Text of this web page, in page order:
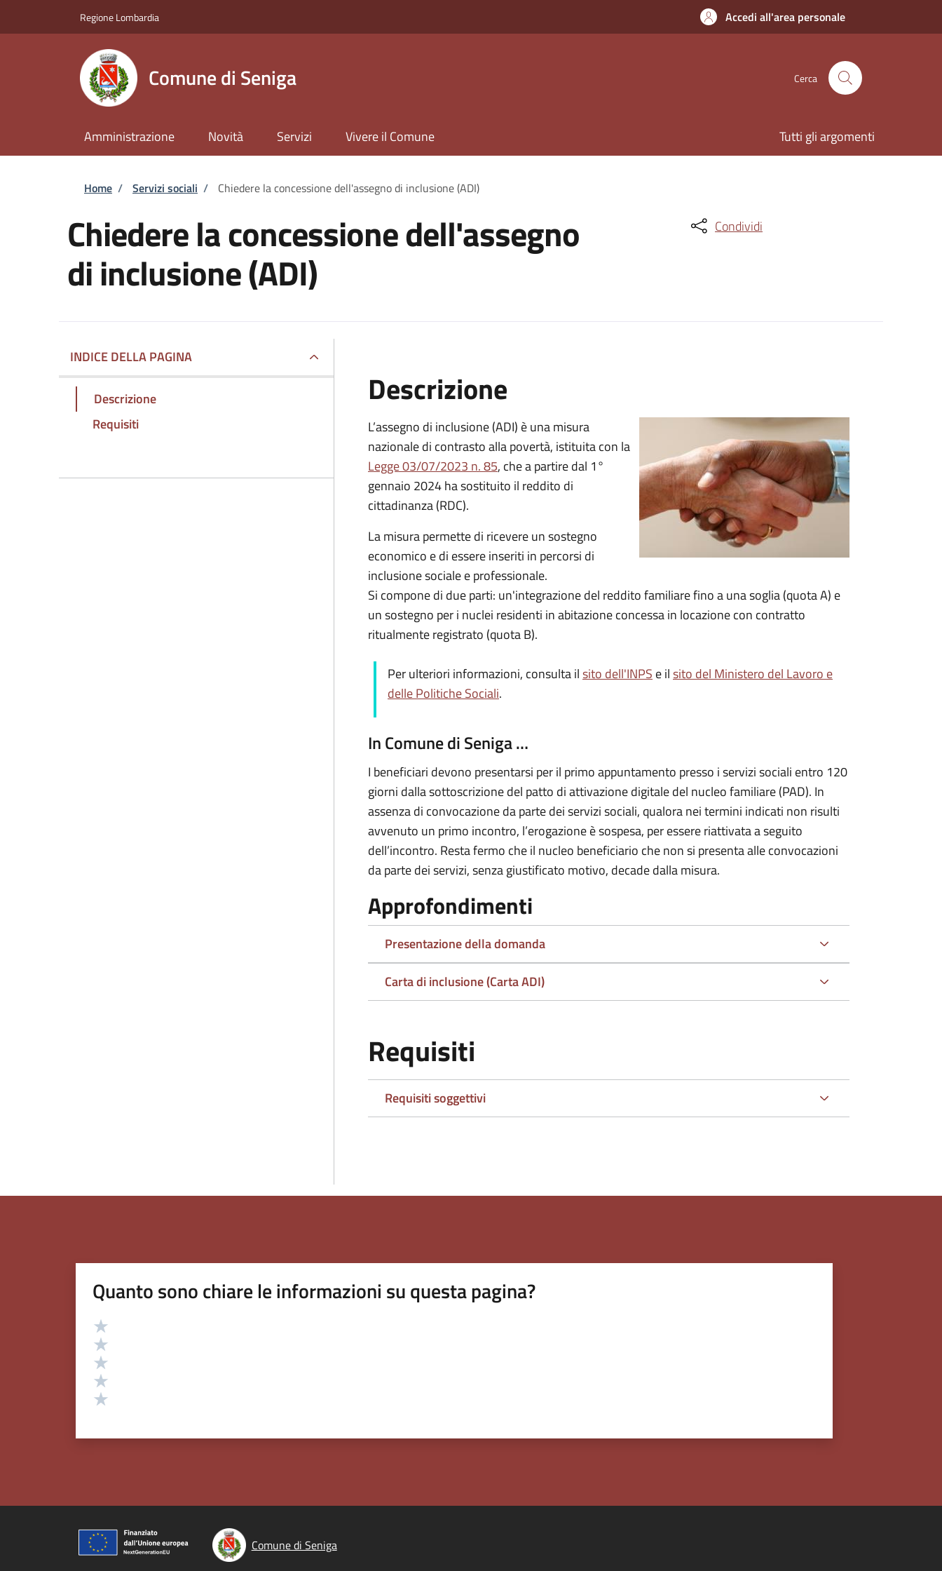
Regione Lombardia Accedi all'area personale
Comune di Seniga Cerca
Amministrazione Novità Servizi Vivere il Comune Tutti gli argomenti
Briciole di pane
Home / Servizi sociali / Chiedere la concessione dell'assegno di inclusione (ADI)
Chiedere la concessione dell'assegno
di inclusione (ADI)
Condividi
INDICE DELLA PAGINA
Descrizione
Requisiti
Descrizione
L’assegno di inclusione (ADI) è una misura
nazionale di contrasto alla povertà, istituita con la
Legge 03/07/2023 n. 85, che a partire dal 1°
gennaio 2024 ha sostituito il reddito di
cittadinanza (RDC).
La misura permette di ricevere un sostegno
economico e di essere inseriti in percorsi di
inclusione sociale e professionale.
Si compone di due parti: un'integrazione del reddito familiare fino a una soglia (quota A) e
un sostegno per i nuclei residenti in abitazione concessa in locazione con contratto
ritualmente registrato (quota B).
Per ulteriori informazioni, consulta ilsito dell'INPS e ilsito del Ministero del Lavoro e
delle Politiche Sociali.
In Comune di Seniga …
I beneficiari devono presentarsi per il primo appuntamento presso i servizi sociali entro 120
giorni dalla sottoscrizione del patto di attivazione digitale del nucleo familiare (PAD). In
assenza di convocazione da parte dei servizi sociali, qualora nei termini indicati non risulti
avvenuto un primo incontro, l’erogazione è sospesa, per essere riattivata a seguito
dell’incontro. Resta fermo che il nucleo beneficiario che non si presenta alle convocazioni
da parte dei servizi, senza giustificato motivo, decade dalla misura.
Approfondimenti
Presentazione della domanda
Carta di inclusione (Carta ADI)
Requisiti
Requisiti soggettivi
Quanto sono chiare le informazioni su questa pagina?
Valutazione
Comune di Seniga